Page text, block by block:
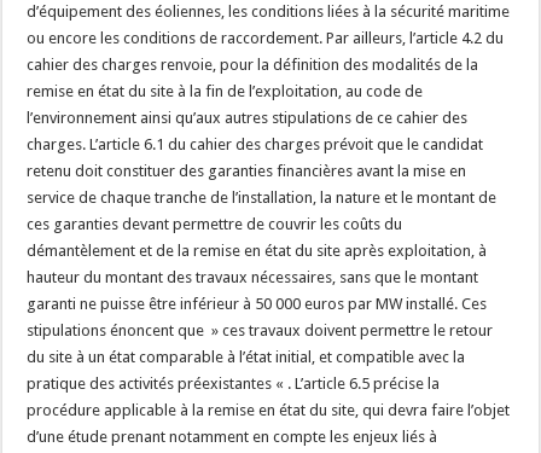
d’équipement des éoliennes, les conditions liées à la sécurité maritime
ou encore les conditions de raccordement. Par ailleurs, l’article 4.2 du
cahier des charges renvoie, pour la définition des modalités de la
remise en état du site à la fin de l’exploitation, au code de
l’environnement ainsi qu’aux autres stipulations de ce cahier des
charges. L’article 6.1 du cahier des charges prévoit que le candidat
retenu doit constituer des garanties financières avant la mise en
service de chaque tranche de l’installation, la nature et le montant de
ces garanties devant permettre de couvrir les coûts du
démantèlement et de la remise en état du site après exploitation, à
hauteur du montant des travaux nécessaires, sans que le montant
garanti ne puisse être inférieur à 50 000 euros par MW installé. Ces
stipulations énoncent que » ces travaux doivent permettre le retour
du site à un état comparable à l’état initial, et compatible avec la
pratique des activités préexistantes « . L’article 6.5 précise la
procédure applicable à la remise en état du site, qui devra faire l’objet
d’une étude prenant notamment en compte les enjeux liés à